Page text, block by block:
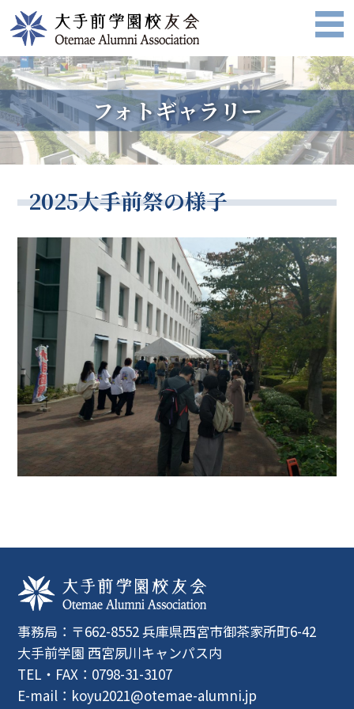
フォトギャラリー
2025大手前祭の様子
事務局：〒662-8552 兵庫県西宮市御茶家所町6-42
大手前学園 西宮夙川キャンパス内
TEL・FAX：0798-31-3107
E-mail： koyu2021@otemae-alumni.jp